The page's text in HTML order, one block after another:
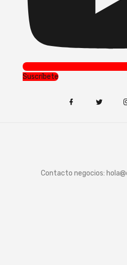
Suscríbete
Contacto negocios: